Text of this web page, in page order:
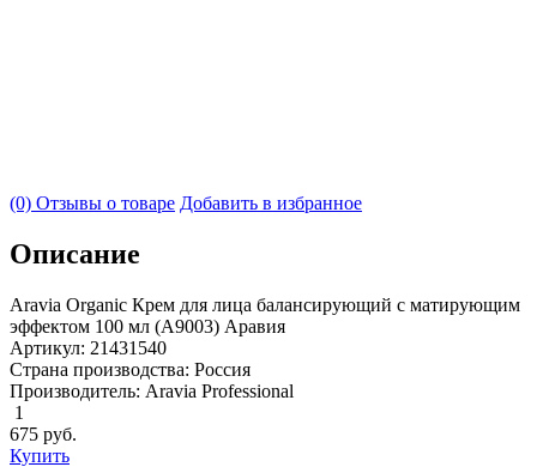
(0) Отзывы о товаре Добавить в избранное
Описание
Aravia Organic Крем для лица балансирующий с матирующим
эффектом 100 мл (А9003) Аравия
Артикул: 21431540
Страна производства: Россия
Производитель: Aravia Professional
1
675 руб.
Купить